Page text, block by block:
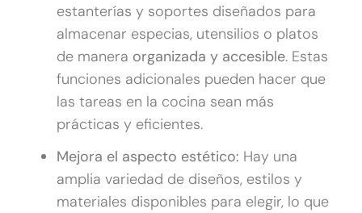
estanterías y soportes diseñados para
almacenar especias, utensilios o platos
de manera organizada y accesible. Estas
funciones adicionales pueden hacer que
las tareas en la cocina sean más
prácticas y eficientes.
Mejora el aspecto estético: Hay una
amplia variedad de diseños, estilos y
materiales disponibles para elegir, lo que